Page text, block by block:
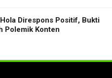
Direspons Positif, Bukti
Polemik Konten